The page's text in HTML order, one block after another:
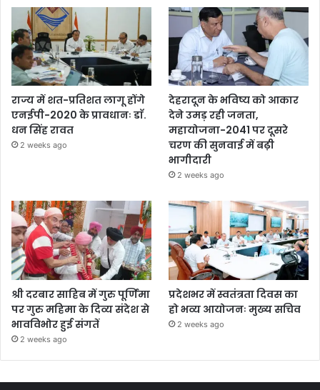
राज्य में शत-प्रतिशत लागू होंगे
एनईपी-2020 के प्रावधानः डाॅ.
धन सिंह रावत
2 weeks ago
देहरादून के भविष्य को आकार
देने उमड़ रही जनता,
महायोजना-2041 पर दूसरे
चरण की सुनवाई में बढ़ी
भागीदारी
2 weeks ago
श्री दरबार साहिब में गुरु पूर्णिमा
पर गुरु महिमा के दिव्य संदेश से
भावविभोर हुई संगतें
2 weeks ago
प्रदेशभर में स्वतंत्रता दिवस का
हो भव्य आयोजनः मुख्य सचिव
2 weeks ago